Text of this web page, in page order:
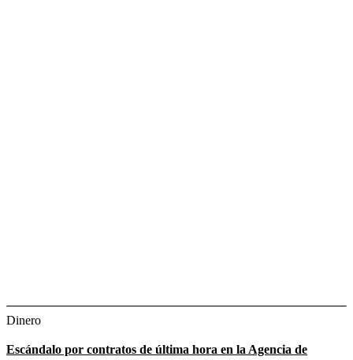
Dinero
Escándalo por contratos de última hora en la Agencia de